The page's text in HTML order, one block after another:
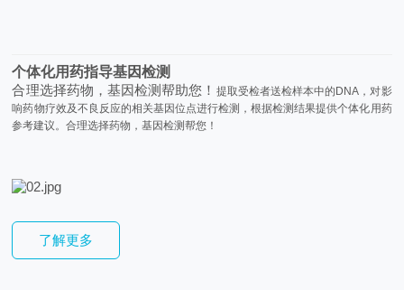
个体化用药指导基因检测
合理选择药物，基因检测帮助您！ 提取受检者送检样本中的DNA，对影
响药物疗效及不良反应的相关基因位点进行检测，根据检测结果提供个体化用药
参考建议。合理选择药物，基因检测帮您！
了解更多